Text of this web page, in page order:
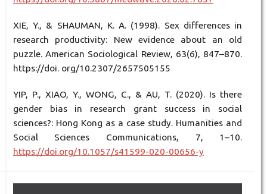
XIE, Y., & SHAUMAN, K. A. (1998). Sex differences in
research productivity: New evidence about an old
puzzle. American Sociological Review, 63(6), 847–870.
https://doi. org/10.2307/2657505155
YIP, P., XIAO, Y., WONG, C., & AU, T. (2020). Is there
gender bias in research grant success in social
sciences?: Hong Kong as a case study. Humanities and
Social Sciences Communications, 7, 1–10.
https://doi.org/10.1057/s41599-020-00656-y